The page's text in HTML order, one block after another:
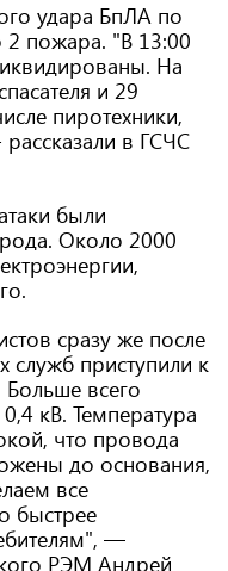
удара БпЛА по
2 пожара. "В 13:00
На
и 29
пиротехники,
в ГСЧС
были
Около 2000
сразу же после
служб приступили к
всего
кВ. Температура
что провода
до основания,
все
быстрее
—
РЭМ Андрей